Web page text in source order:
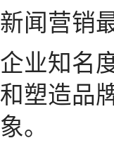
新闻营销
企业知名
和塑造品
象。